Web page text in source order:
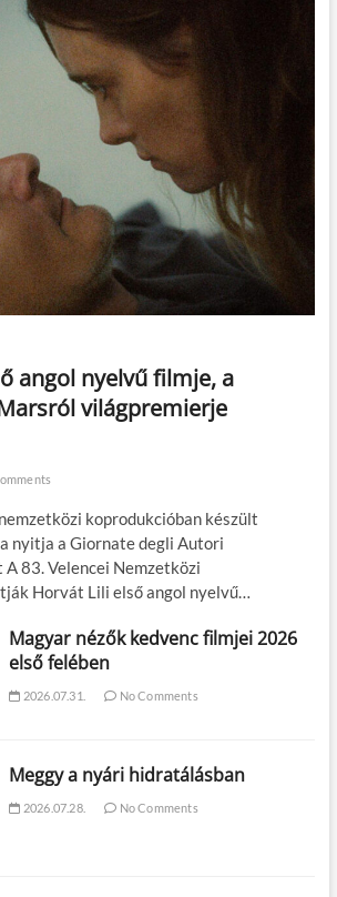
angol nyelvű filmje, a
világpremierje
koprodukcióban készült
nyitja a Giornate degli Autori
83. Velencei Nemzetközi
Horvát Lili első angol nyelvű…
Magyar nézők kedvenc filmjei 2026
első felében
2026.07.31. No Comments
Meggy a nyári hidratálásban
2026.07.28. No Comments